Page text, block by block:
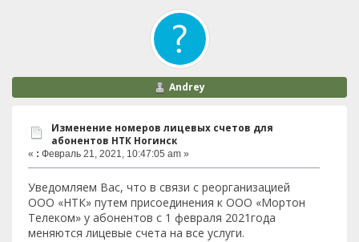
Andrey
Изменение номеров лицевых счетов для
абонентов НТК Ногинск
« : Февраль 21, 2021, 10:47:05 am »
Уведомляем Вас, что в связи с реорганизацией
ООО «НТК» путем присоединения к ООО «Мортон
Телеком» у абонентов с 1 февраля 2021года
меняются лицевые счета на все услуги.